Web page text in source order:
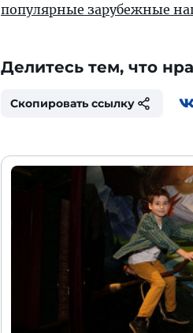
популярные зарубежные
Делитесь тем, что
Скопировать ссылку